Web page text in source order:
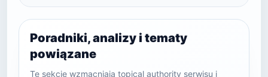
Poradniki, analizy i tematy
powiązane
Te sekcje wzmacniają topical authority serwisu i